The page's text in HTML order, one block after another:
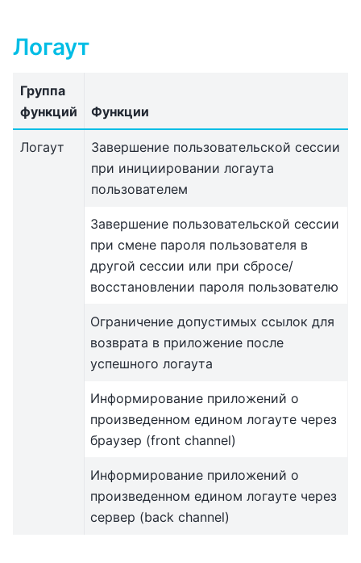
Логаут
Группа
функций
Функции
Логаут
Завершение пользовательской сессии
при инициировании логаута
пользователем
Завершение пользовательской сессии
при смене пароля пользователя в
другой сессии или при сбросе/
восстановлении пароля пользователю
Ограничение допустимых ссылок для
возврата в приложение после
успешного логаута
Информирование приложений о
произведенном едином логауте через
браузер (front channel)
Информирование приложений о
произведенном едином логауте через
сервер (back channel)